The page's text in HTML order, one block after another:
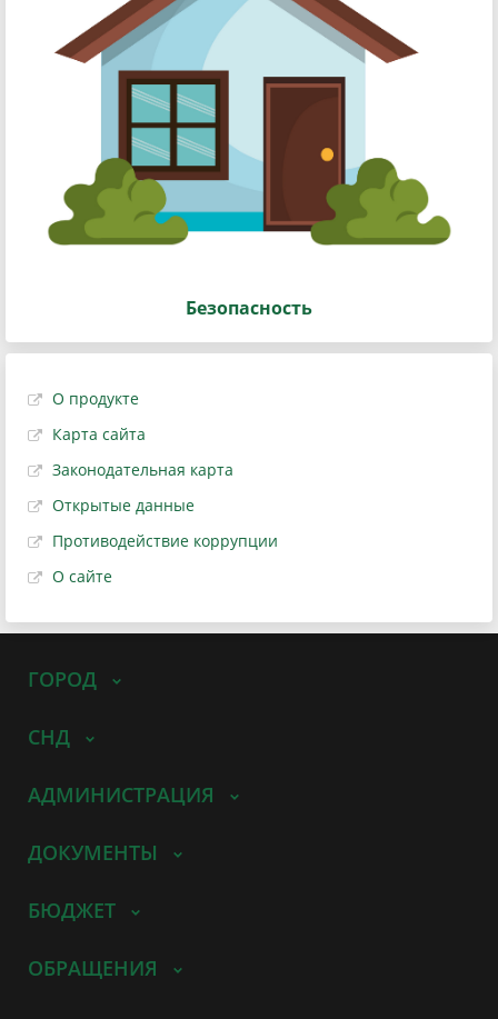
Безопасность
О продукте
Карта сайта
Законодательная карта
Открытые данные
Противодействие коррупции
О сайте
ГОРОД
СНД
АДМИНИСТРАЦИЯ
ДОКУМЕНТЫ
БЮДЖЕТ
ОБРАЩЕНИЯ